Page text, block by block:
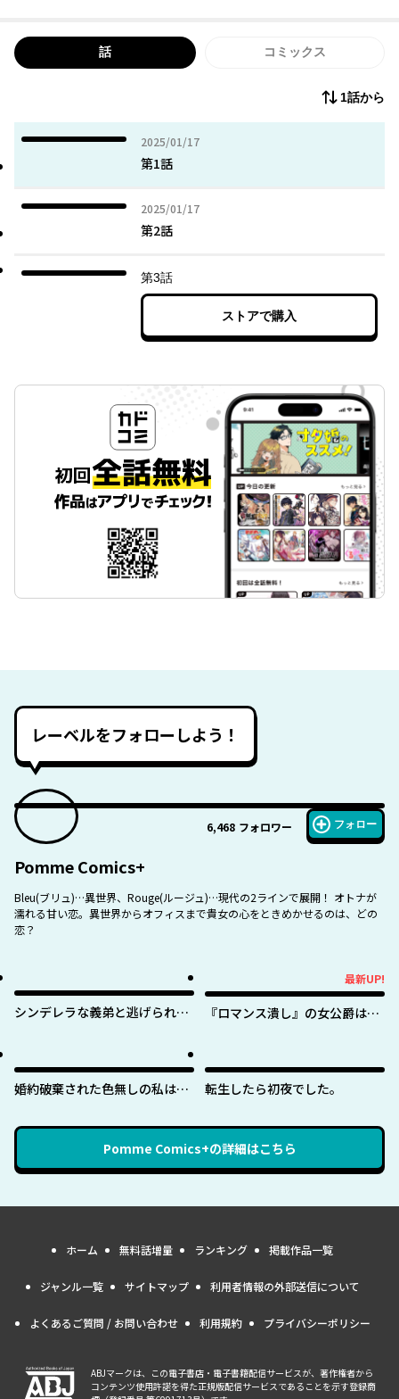
話 コミックス
1話から
2025/01/17
2025年01月17日
第1話
2025/01/17
2025年01月17日
第2話
第3話
ストアで購入
レーベルをフォローしよう！
6,468 フォロワー フォロー
Pomme Comics+
Bleu(ブリュ)…異世界、Rouge(ルージュ)…現代の2ラインで展開！ オトナが
濡れる甘い恋。異世界からオフィスまで貴女の心をときめかせるのは、どの
恋？
シンデレラな義弟と逃げられな
最新UP!
『ロマンス潰し』の女公爵は第
婚約破棄された色無しの私は、
る
転生したら初夜でした。
Pomme Comics+の詳細はこちら
ホーム 無料話増量 ランキング 掲載作品一覧
ジャンル一覧 サイトマップ 利用者情報の外部送信について
よくあるご質問 / お問い合わせ 利用規約 プライバシーポリシー
ABJマークは、この電子書店・電子書籍配信サービスが、著作権者から
コンテンツ使用許諾を得た正規版配信サービスであることを示す登録商